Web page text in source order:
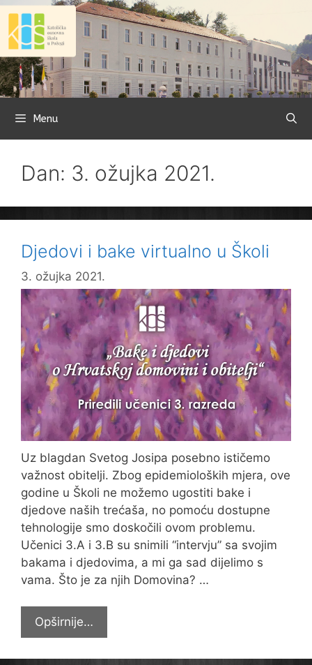
Preskoči
sadržaj
Menu
Dan: 3. ožujka 2021.
Djedovi i bake virtualno u Školi
3. ožujka 2021.
Uz blagdan Svetog Josipa posebno ističemo
važnost obitelji. Zbog epidemioloških mjera, ove
godine u Školi ne možemo ugostiti bake i
djedove naših trećaša, no pomoću dostupne
tehnologije smo doskočili ovom problemu.
Učenici 3.A i 3.B su snimili “intervju” sa svojim
bakama i djedovima, a mi ga sad dijelimo s
vama. Što je za njih Domovina? …
Opširnije…
i
bake